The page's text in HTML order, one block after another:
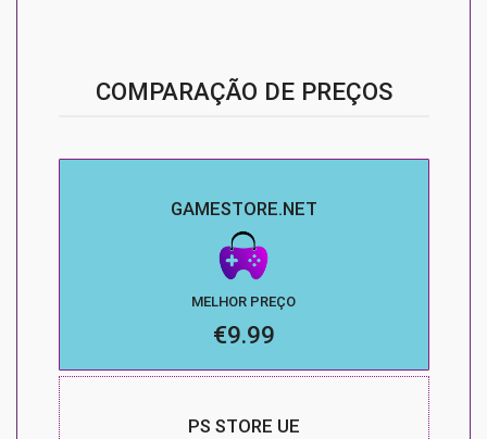
COMPARAÇÃO DE PREÇOS
GAMESTORE.NET
MELHOR PREÇO
€9.99
PS STORE UE